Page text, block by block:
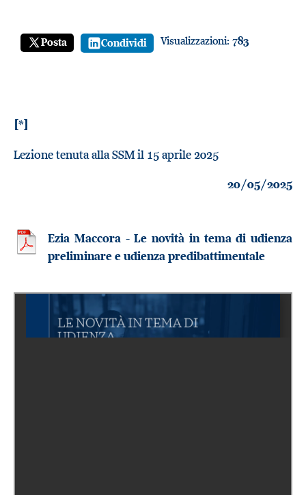
Posta Condividi Visualizzazioni: 783
[*]
Lezione tenuta alla SSM il 15 aprile 2025
20/05/2025
Ezia Maccora - Le novità in tema di udienza
preliminare e udienza predibattimentale